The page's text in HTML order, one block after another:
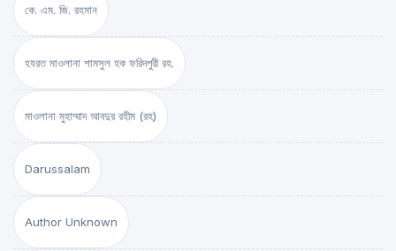
কে. এম. জি. রহমান
হযরত মাওলানা শামসুল হক ফরিদপুরী রহ.
মাওলানা মুহাম্মাদ আবদুর রহীম (রহ)
Darussalam
Author Unknown